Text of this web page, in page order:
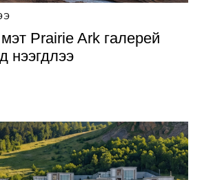
Prairie Ark галерей
нээгдлээ